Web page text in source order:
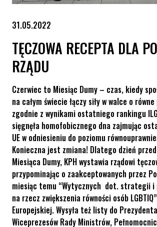
31.05.2022
TĘCZOWA RECEPTA DLA
RZĄDU
Czerwiec to Miesiąc Dumy – czas, kiedy
na całym świecie łączy siły w walce o
zgodnie z wynikami ostatniego rankingu
sięgnęła homofobicznego dna zajmując
UE w odniesieniu do poziomu
Konieczna jest zmiana! Dlatego dzień
Miesiąca Dumy, KPH wystawia rządowi
przypominając o zaakceptowanych przez
miesiąc temu “Wytycznych dot. strategii i
na rzecz zwiększenia równości osób
Europejskiej. Wysyła też listy do
Wiceprezesów Rady Ministrów,